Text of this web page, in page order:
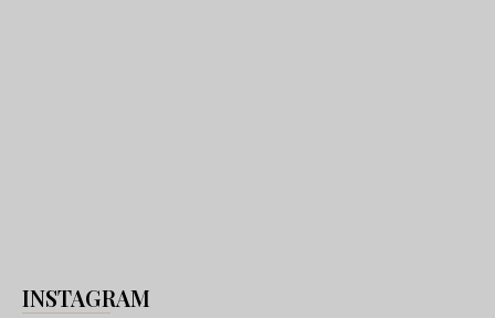
INSTAGRAM